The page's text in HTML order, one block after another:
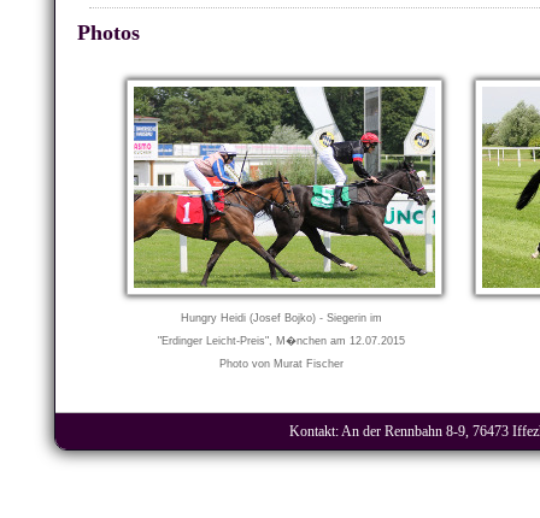
Photos
Hungry Heidi (Josef Bojko) - Siegerin im
"Erdinger Leicht-Preis", M�nchen am 12.07.2015
Photo von Murat Fischer
Kontakt: An der Rennbahn 8-9, 76473